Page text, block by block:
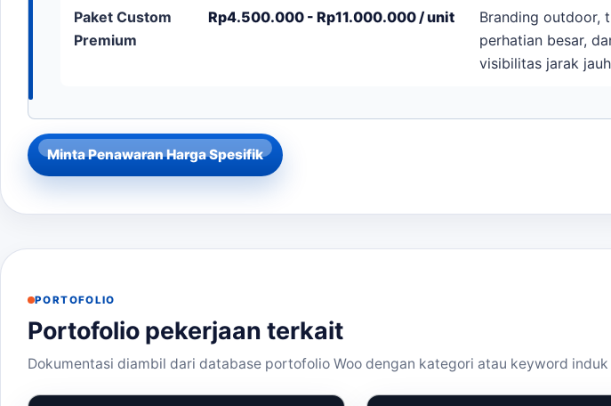
Paket Custom
Premium
Rp4.500.000 - Rp11.000.000 / unit
Branding outdoor,
perhatian besar,
visibilitas jarak
Minta Penawaran Harga Spesifik
PORTOFOLIO
Portofolio pekerjaan terkait
Dokumentasi diambil dari database portofolio Woo dengan kategori atau keyword induk